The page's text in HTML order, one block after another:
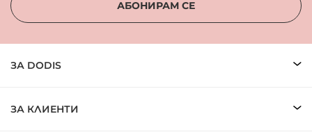
АБОНИРАМ СЕ
ЗА DODIS
ЗА КЛИЕНТИ